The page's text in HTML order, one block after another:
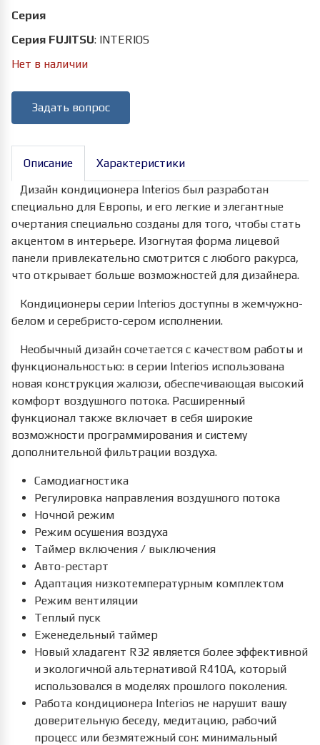
Серия
Серия FUJITSU: INTERIOS
Нет в наличии
Задать вопрос
Описание
Характеристики
Дизайн кондиционера Interios был разработан
специально для Европы, и его легкие и элегантные
очертания специально созданы для того, чтобы стать
акцентом в интерьере. Изогнутая форма лицевой
панели привлекательно смотрится с любого ракурса,
что открывает больше возможностей для дизайнера.
Кондиционеры серии Interios доступны в жемчужно-
белом и серебристо-сером исполнении.
Необычный дизайн сочетается с качеством работы и
функциональностью: в серии Interios использована
новая конструкция жалюзи, обеспечивающая высокий
комфорт воздушного потока. Расширенный
функционал также включает в себя широкие
возможности программирования и систему
дополнительной фильтрации воздуха.
Самодиагностика
Регулировка направления воздушного потока
Ночной режим
Режим осушения воздуха
Таймер включения / выключения
Авто-рестарт
Адаптация низкотемпературным комплектом
Режим вентиляции
Теплый пуск
Еженедельный таймер
Новый хладагент R32 является более эффективной
и экологичной альтернативой R410A, который
использовался в моделях прошлого поколения.
Работа кондиционера Interios не нарушит вашу
доверительную беседу, медитацию, рабочий
процесс или безмятежный сон: минимальный